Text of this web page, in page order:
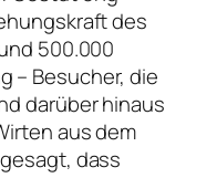
des
500.000
– Besucher, die
darüber hinaus
aus dem
dass